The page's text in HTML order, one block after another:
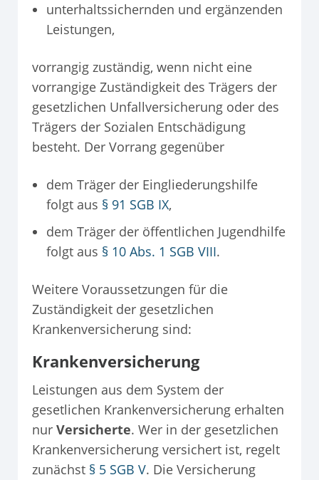
unterhaltssichernden und ergänzenden
Leistungen,
vorrangig zuständig, wenn nicht eine
vorrangige Zuständigkeit des Trägers der
gesetzlichen Unfallversicherung oder des
Trägers der Sozialen Entschädigung
besteht. Der Vorrang gegenüber
dem Träger der Eingliederungshilfe
folgt aus § 91 SGB IX,
dem Träger der öffentlichen Jugendhilfe
folgt aus § 10 Abs. 1 SGB VIII.
Weitere Voraussetzungen für die
Zuständigkeit der gesetzlichen
Krankenversicherung sind:
Krankenversicherung
Leistungen aus dem System der
gesetlichen Krankenversicherung erhalten
nur Versicherte. Wer in der gesetzlichen
Krankenversicherung versichert ist, regelt
zunächst § 5 SGB V. Die Versicherung